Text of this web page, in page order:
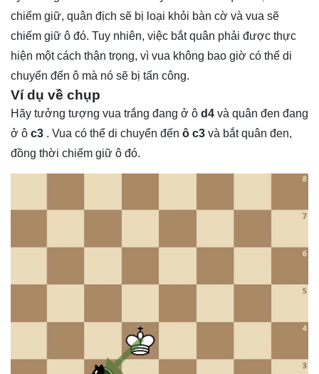
chiếm giữ, quân địch sẽ bị loại khỏi bàn cờ và vua sẽ
chiếm giữ ô đó. Tuy nhiên, việc bắt quân phải được thực
hiện một cách thận trọng, vì vua không bao giờ có thể di
chuyển đến ô mà nó sẽ bị tấn công.
Ví dụ về chụp
Hãy tưởng tượng vua trắng đang ở ô d4 và quân đen đang
ở ô c3 . Vua có thể di chuyển đến ô c3 và bắt quân đen,
đồng thời chiếm giữ ô đó.